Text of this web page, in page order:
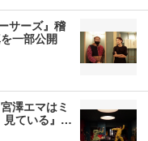
サーズ』稽
一部公開
澤エマはミ
見ている』…